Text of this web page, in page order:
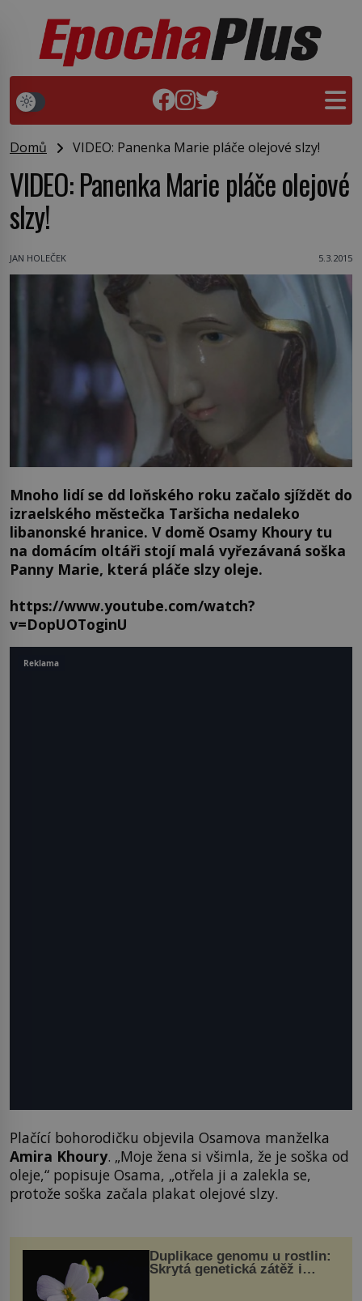
Domů VIDEO: Panenka Marie pláče olejové slzy!
VIDEO: Panenka Marie pláče olejové
slzy!
JAN HOLEČEK 5.3.2015
Mnoho lidí se dd loňského roku začalo sjíždět do
izraelského městečka Taršicha nedaleko
libanonské hranice. V domě Osamy Khoury tu
na domácím oltáři stojí malá vyřezávaná soška
Panny Marie, která pláče slzy oleje.
https://www.youtube.com/watch?
v=DopUOToginU
Plačící bohorodičku objevila Osamova manželka
Amira Khoury. „Moje žena si všimla, že je soška od
oleje,“ popisuje Osama, „otřela ji a zalekla se,
protože soška začala plakat olejové slzy.
Duplikace genomu u rostlin:
Skrytá genetická zátěž i
Reklama